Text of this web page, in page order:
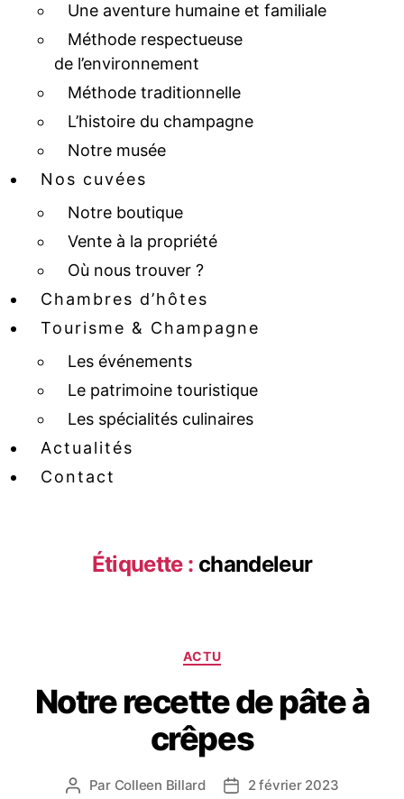
Une aventure humaine et familiale
Méthode respectueuse
de l’environnement
Méthode traditionnelle
L’histoire du champagne
Notre musée
Nos cuvées
Notre boutique
Vente à la propriété
Où nous trouver ?
Chambres d’hôtes
Tourisme & Champagne
Les événements
Le patrimoine touristique
Les spécialités culinaires
Actualités
Contact
Étiquette : chandeleur
ACTU
Notre recette de pâte à
crêpes
Par Colleen Billard
2 février 2023